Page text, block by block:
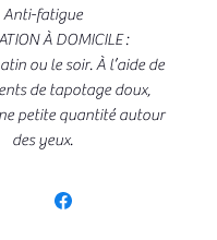
Anti-fatigue
À DOMICILE :
ou le soir. À l’aide de
de tapotage doux,
petite quantité autour
des yeux.